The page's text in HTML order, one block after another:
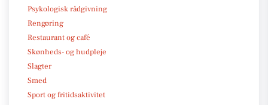
Psykologisk rådgivning
Rengøring
Restaurant og café
Skønheds- og hudpleje
Slagter
Smed
Sport og fritidsaktivitet